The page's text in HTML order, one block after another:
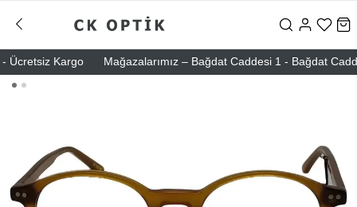
Kargo Mağazalarımız – Bağdat Caddesi 1 - Bağdat